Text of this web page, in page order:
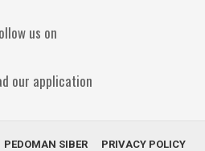
us on
our application
PEDOMAN SIBER PRIVACY POLICY